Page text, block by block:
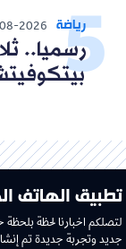
رياضة 2026
رسميا..
تطبيق الهاتف
لتصلكم اخبارنا لحظة بلحظة
جديد وتجربة جديدة تم